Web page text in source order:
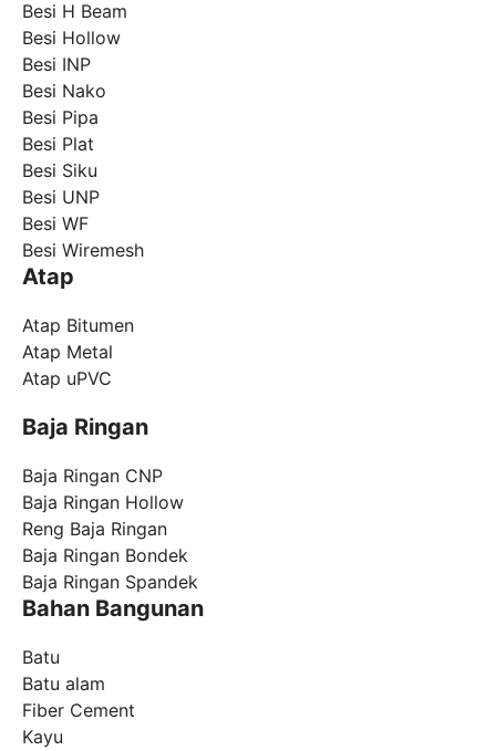
Besi H Beam
Besi Hollow
Besi INP
Besi Nako
Besi Pipa
Besi Plat
Besi Siku
Besi UNP
Besi WF
Besi Wiremesh
Atap
Atap Bitumen
Atap Metal
Atap uPVC
Baja Ringan
Baja Ringan CNP
Baja Ringan Hollow
Reng Baja Ringan
Baja Ringan Bondek
Baja Ringan Spandek
Bahan Bangunan
Batu
Batu alam
Fiber Cement
Kayu